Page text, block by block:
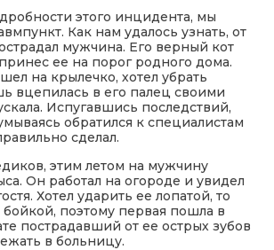
этого инцидента, мы
Как нам удалось узнать, от
мужчина. Его верный кот
ее на порог родного дома.
на крылечко, хотел убрать
вцепилась в его палец своими
Испугавшись последствий,
обратился к специалистам
сделал.
этим летом на мужчину
Он работал на огороде и увидел
Хотел ударить ее лопатой, то
бойкой, поэтому первая пошла в
пострадавший от ее острых зубов
в больницу.